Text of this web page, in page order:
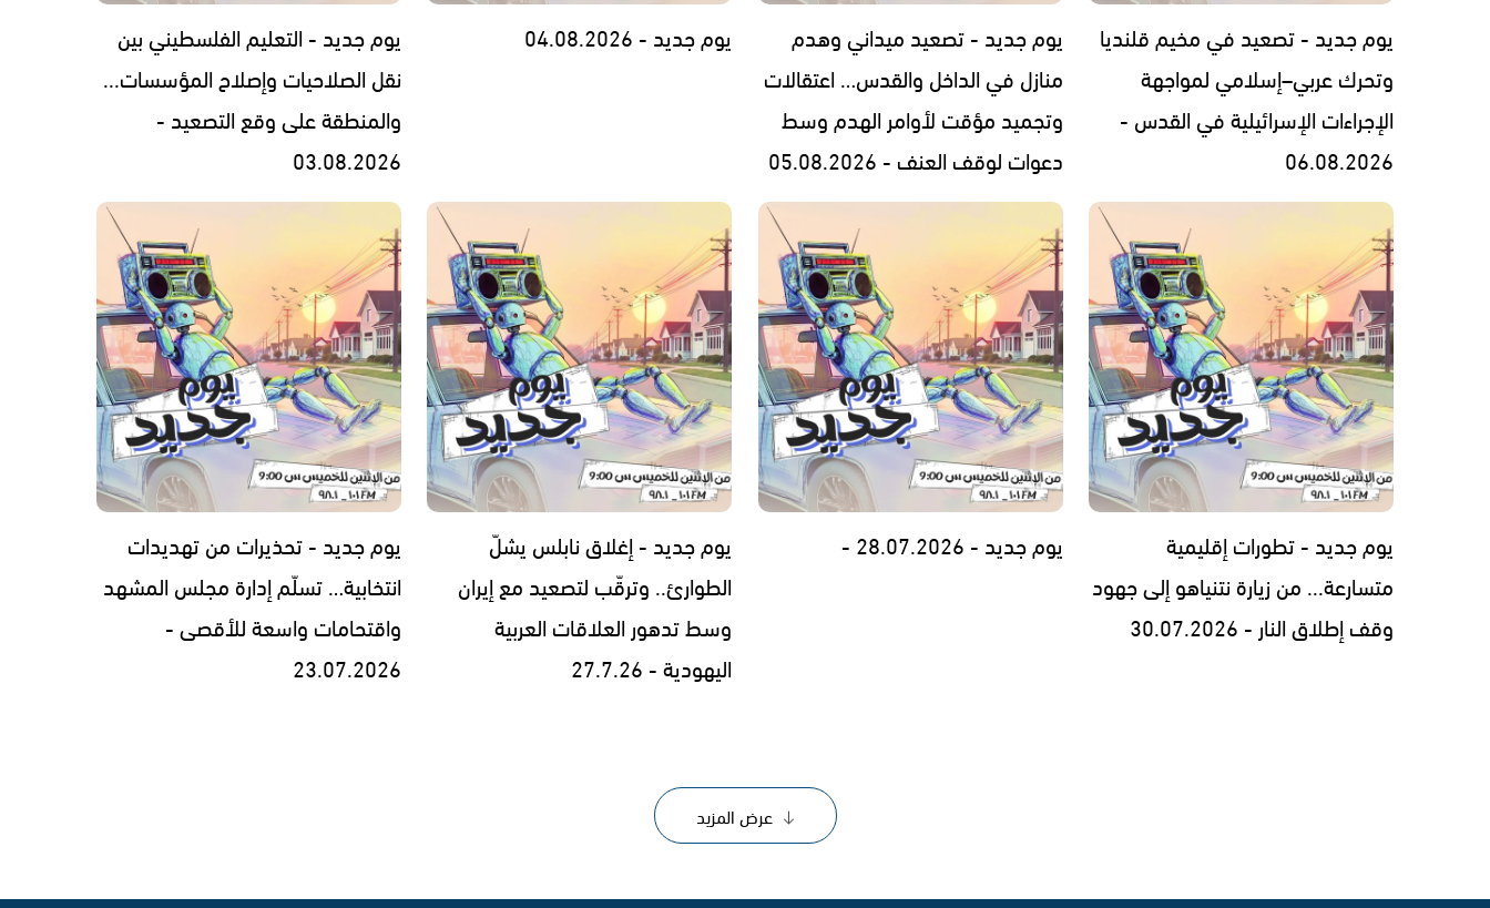
يوم جديد - تصعيد في مخيم قلنديا
وتحرك عربي–إسلامي لمواجهة
الإجراءات الإسرائيلية في القدس -
06.08.2026
يوم جديد - تصعيد ميداني وهدم
منازل في الداخل والقدس… اعتقالات
وتجميد مؤقت لأوامر الهدم وسط
دعوات لوقف العنف - 05.08.2026
يوم جديد - 04.08.2026
يوم جديد - التعليم الفلسطيني بين
نقل الصلاحيات وإصلاح المؤسسات...
والمنطقة على وقع التصعيد -
03.08.2026
يوم جديد - تطورات إقليمية
متسارعة... من زيارة نتنياهو إلى جهود
وقف إطلاق النار - 30.07.2026
يوم جديد - 28.07.2026 -
يوم جديد - إغلاق نابلس يشلّ
الطوارئ.. وترقّب لتصعيد مع إيران
وسط تدهور العلاقات العربية
اليهودية - 27.7.26
يوم جديد - تحذيرات من تهديدات
انتخابية… تسلّم إدارة مجلس المشهد
واقتحامات واسعة للأقصى -
23.07.2026
عرض المزيد